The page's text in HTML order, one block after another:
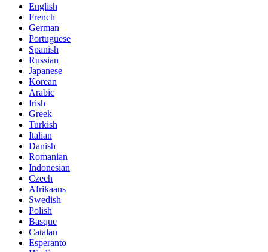
English
French
German
Portuguese
Spanish
Russian
Japanese
Korean
Arabic
Irish
Greek
Turkish
Italian
Danish
Romanian
Indonesian
Czech
Afrikaans
Swedish
Polish
Basque
Catalan
Esperanto